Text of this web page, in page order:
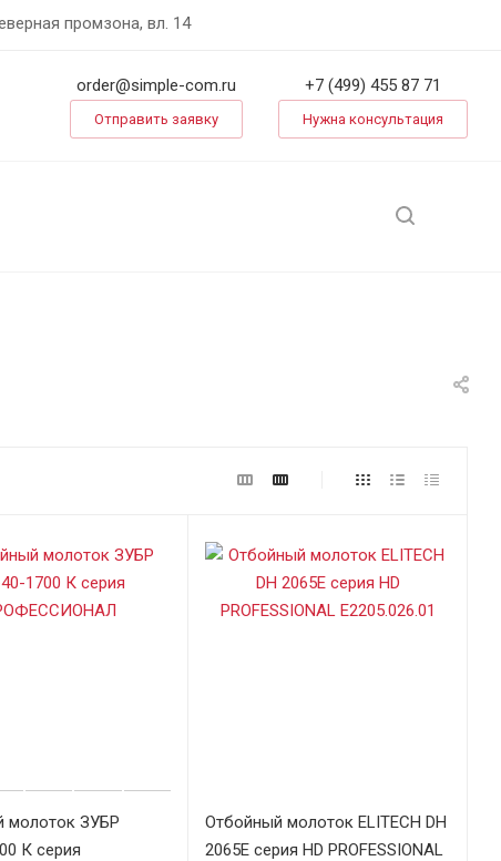
промзона, вл. 14
order@simple-com.ru
Отправить заявку
+7 (499) 455 87 71
Нужна консультация
молоток ЗУБР
К серия
Отбойный молоток ELITECH DH
2065E серия HD PROFESSIONAL